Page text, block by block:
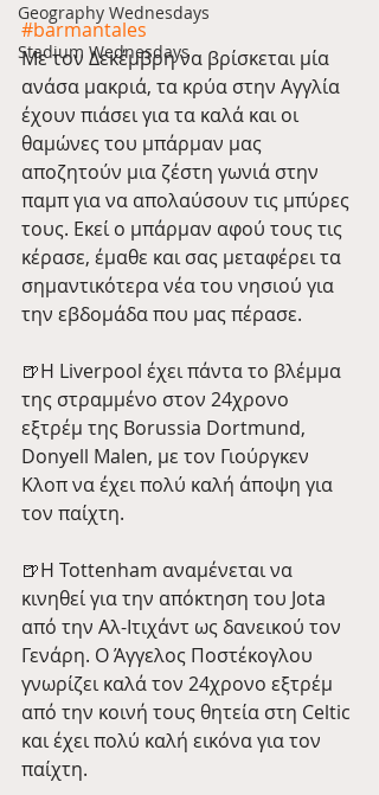
Geography Wednesdays
Stadium Wednesdays
#barmantales
Με τον Δεκέμβρη να βρίσκεται μία
ανάσα μακριά, τα κρύα στην Αγγλία
έχουν πιάσει για τα καλά και οι
θαμώνες του μπάρμαν μας
αποζητούν μια ζέστη γωνιά στην
παμπ για να απολαύσουν τις μπύρες
τους. Εκεί ο μπάρμαν αφού τους τις
κέρασε, έμαθε και σας μεταφέρει τα
σημαντικότερα νέα του νησιού για
την εβδομάδα που μας πέρασε.
🍺H Liverpool έχει πάντα το βλέμμα
της στραμμένο στον 24χρονο
εξτρέμ της Borussia Dortmund,
Donyell Malen, με τον Γιούργκεν
Κλοπ να έχει πολύ καλή άποψη για
τον παίχτη.
🍺Η Tottenham αναμένεται να
κινηθεί για την απόκτηση του Jota
από την Αλ-Ιτιχάντ ως δανεικού τον
Γενάρη. Ο Άγγελος Ποστέκογλου
γνωρίζει καλά τον 24χρονο εξτρέμ
από την κοινή τους θητεία στη Celtic
και έχει πολύ καλή εικόνα για τον
παίχτη.